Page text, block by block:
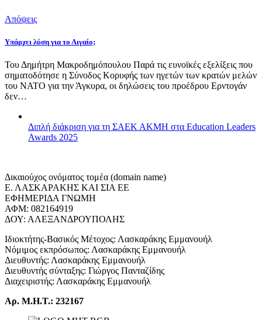
Απόψεις
Υπάρχει λύση για το Αιγαίο;
Του Δημήτρη Μακροδημόπουλου Παρά τις ευνοϊκές εξελίξεις που
σηματοδότησε η Σύνοδος Κορυφής των ηγετών των κρατών μελών
του ΝΑΤΟ για την Άγκυρα, οι δηλώσεις του προέδρου Ερντογάν
δεν…
Διπλή διάκριση για τη ΣΑΕΚ ΑΚΜΗ στα Education Leaders
Awards 2025
Δικαιούχος ονόματος τομέα (domain name)
Ε. ΛΑΣΚΑΡΑΚΗΣ ΚΑΙ ΣΙΑ ΕΕ
ΕΦΗΜΕΡΙΔΑ ΓΝΩΜΗ
ΑΦΜ: 082164919
ΔΟΥ: ΑΛΕΞΑΝΔΡΟΥΠΟΛΗΣ
Ιδιοκτήτης-Βασικός Μέτοχος: Λασκαράκης Εμμανουήλ
Νόμιμος εκπρόσωπος: Λασκαράκης Εμμανουήλ
Διευθυντής: Λασκαράκης Εμμανουήλ
Διευθυντής σύνταξης: Γιώργος Πανταζίδης
Διαχειριστής: Λασκαράκης Εμμανουήλ
Αρ. Μ.Η.Τ.: 232167